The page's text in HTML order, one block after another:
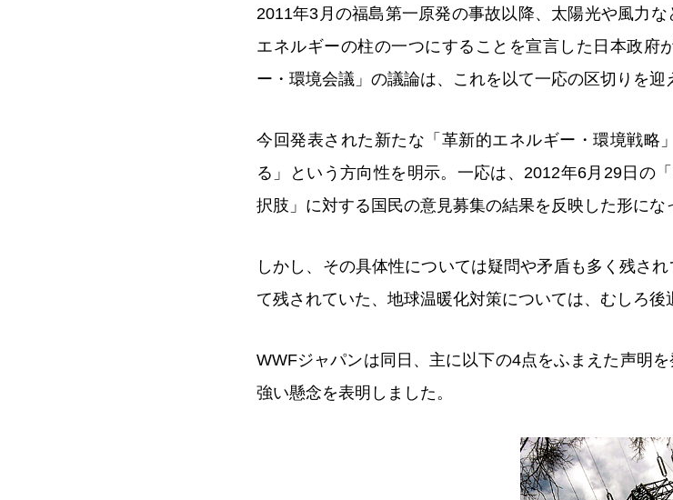
2011年3月の福島第一原発の事故以降、太陽光や風力
エネルギーの柱の一つにすることを宣言した日本政府
ー・環境会議」の議論は、これを以て一応の区切りを迎
今回発表された新たな「革新的エネルギー・環境戦略
る」という方向性を明示。一応は、2012年6月29日の
択肢」に対する国民の意見募集の結果を反映した形にな
しかし、その具体性については疑問や矛盾も多く残さ
て残されていた、地球温暖化対策については、むしろ後
WWFジャパンは同日、主に以下の4点をふまえた声明
強い懸念を表明しました。